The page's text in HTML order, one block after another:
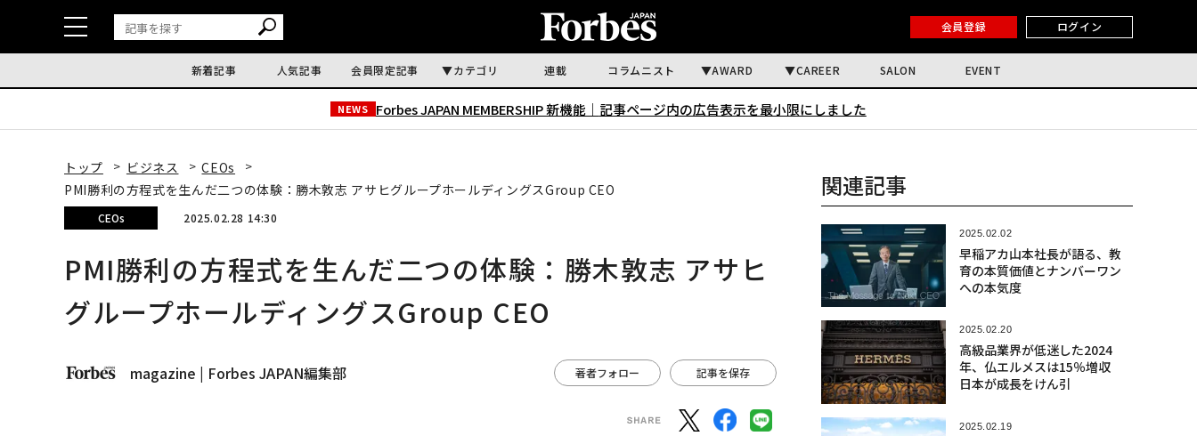
会員登録 ログイン
新着記事 人気記事 会員限定記事 カテゴリ 連載 コラムニスト AWARD CAREER SALON EVENT
NEWS Forbes JAPAN MEMBERSHIP 新機能｜ 記事ページ内の広告表示を最小限にしました
トップ ビジネス
CEOs
PMI勝利の方程式を生んだ二つの体験：勝木敦志 アサヒグループホールディングスGroup CEO
CEOs 2025.02.28 14:30
PMI勝利の方程式を生んだ二つの体験：勝木敦志 アサヒ
グループホールディングスGroup CEO
magazine | Forbes JAPAN編集部 著者フォロー 記事を保存
関連記事
2025.02.02
早稲アカ山本社長が語る、教
育の本質価値とナンバーワン
への本気度
2025.02.20
高級品業界が低迷した2024
年、仏エルメスは15％増収
日本が成長をけん引
2025.02.19